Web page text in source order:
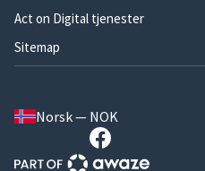
Act on Digital tjenester
Sitemap
Norsk — NOK